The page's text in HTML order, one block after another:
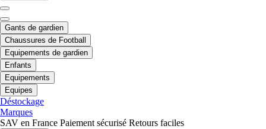
Gants de gardien
Chaussures de Football
Equipements de gardien
Enfants
Equipements
Equipes
Déstockage
Marques
SAV en France Paiement sécurisé Retours faciles